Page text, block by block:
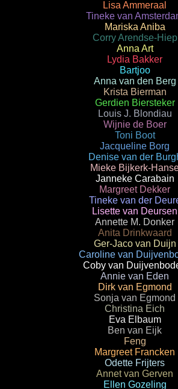
Lisa Ammeraal
Tineke van
Mariska Aniba
Corry Arendse-Hiep
Anna Art
Lydia Bakker
Bartjoo
Anna van den Berg
Krista Bierman
Gerdien Biersteker
Louis J. Blondiau
Wijnie de Boer
Toni Boot
Jacqueline Borg
Denise van der
Mieke Bijkerk-
Janneke Carabain
Margreet Dekker
Tineke van der
Lisette van Deursen
Annette M. Donker
Anita Drinkwaard
Ger-Jaco van Duijn
Caroline van
Coby van
Annie van Eden
Dirk van Egmond
Sonja van Egmond
Christina Eich
Eva Elbaum
Ben van Eijk
Feng
Margreet Francken
Odette Frijters
Annet van Gerven
Ellen Gozeling